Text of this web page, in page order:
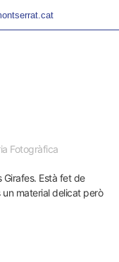
Fotogràfica
Girafes. Està fet de
material delicat però